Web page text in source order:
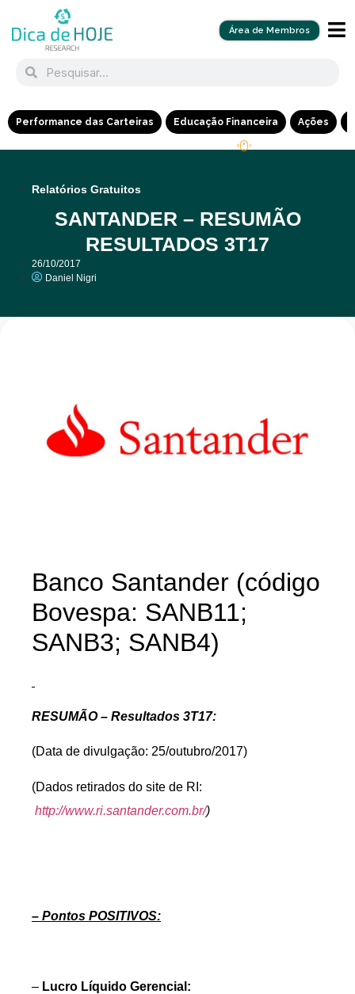
Área de Membros
Performance das Carteiras Educação Financeira Ações
Relatórios Gratuitos
SANTANDER – RESUMÃO
RESULTADOS 3T17
26/10/2017
Daniel Nigri
Banco Santander (código
Bovespa: SANB11;
SANB3; SANB4)
RESUMÃO – Resultados 3T17:
(Data de divulgação: 25/outubro/2017)
(Dados retirados do site de RI:
http://www.ri.santander.com.br/)
– Pontos POSITIVOS:
– Lucro Líquido Gerencial: